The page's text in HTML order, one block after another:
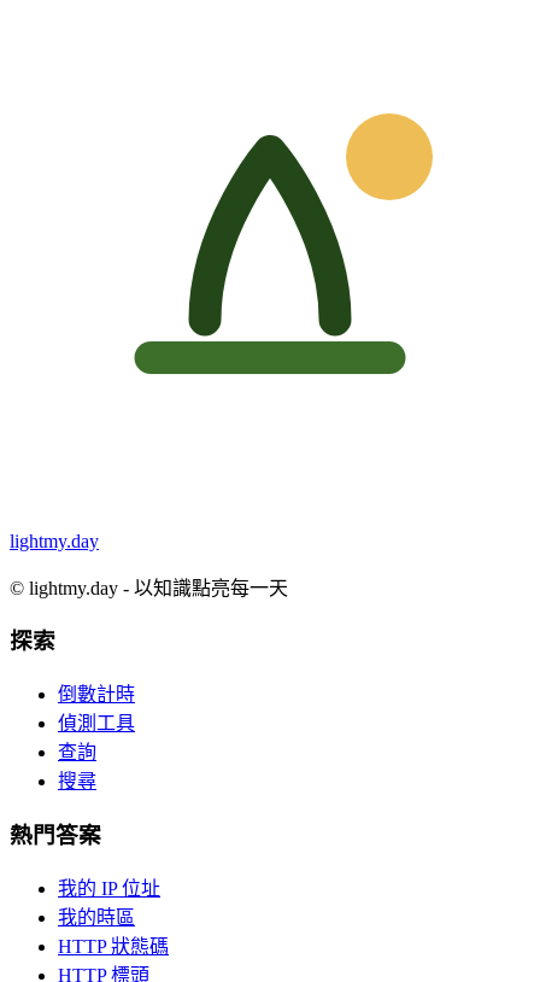
lightmy.day
© lightmy.day - 以知識點亮每一天
探索
倒數計時
偵測工具
查詢
搜尋
熱門答案
我的 IP 位址
我的時區
HTTP 狀態碼
HTTP 標頭